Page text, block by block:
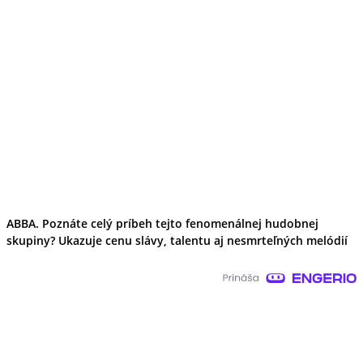
ABBA. Poznáte celý príbeh tejto fenomenálnej hudobnej
skupiny? Ukazuje cenu slávy, talentu aj nesmrteľných melódií